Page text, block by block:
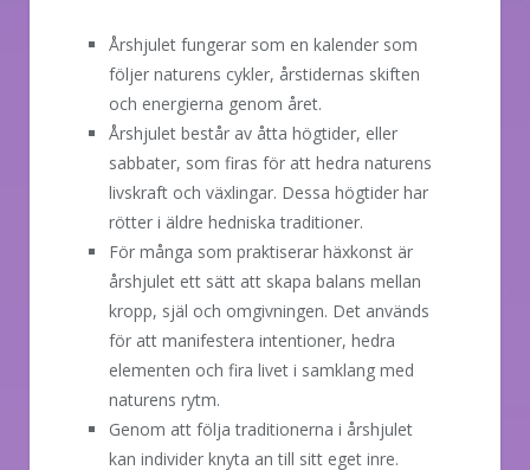
Årshjulet fungerar som en kalender som
följer naturens cykler, årstidernas skiften
och energierna genom året.
Årshjulet består av åtta högtider, eller
sabbater, som firas för att hedra naturens
livskraft och växlingar. Dessa högtider har
rötter i äldre hedniska traditioner.
För många som praktiserar häxkonst är
årshjulet ett sätt att skapa balans mellan
kropp, själ och omgivningen. Det används
för att manifestera intentioner, hedra
elementen och fira livet i samklang med
naturens rytm.
Genom att följa traditionerna i årshjulet
kan individer knyta an till sitt eget inre.